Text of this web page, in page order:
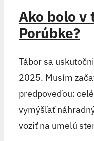
Ako bolo v
Porúbke?
Tábor sa
2025. Musím
predpoveďou:
vymýšľať
voziť na umelú